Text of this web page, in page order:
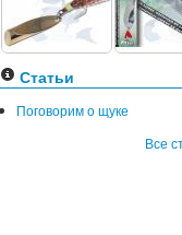
Статьи
Поговорим о щуке
Все